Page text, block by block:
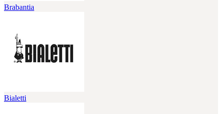
Brabantia
Bialetti